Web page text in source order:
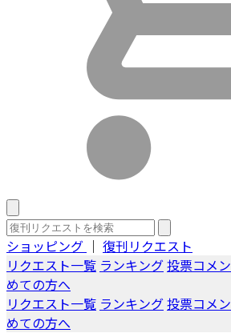
ショッピング ｜ 復刊リクエスト
リクエスト一覧 ランキング投票コメ
めての方へ
リクエスト一覧 ランキング投票コメ
めての方へ